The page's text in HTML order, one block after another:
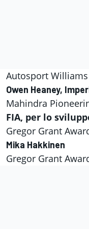
Autosport
Owen Heaney,
Mahindra
FIA, per lo
Gregor Grant
Mika Hakkinen
Gregor Grant